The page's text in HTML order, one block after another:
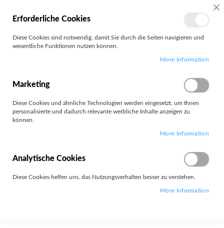
KONTO
Neo 50a-27 G5
Erforderliche Cookies
Diese Cookies sind notwendig, damit Sie durch die Seiten navigieren und
wesentliche Funktionen nutzen können.
More Information
Marketing
Diese Cookies und ähnliche Technologien werden eingesetzt, um Ihnen
personalisierte und dadurch relevante werbliche Inhalte anzeigen zu
können.
More Information
Analytische Cookies
Diese Cookies helfen uns, das Nutzungsverhalten besser zu verstehen.
More Information